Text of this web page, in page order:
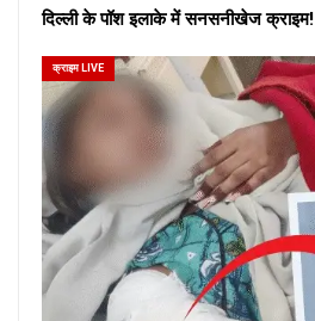
दिल्ली के पॉश इलाके में सनसनीखेज क्राइम!
क्राइम LIVE